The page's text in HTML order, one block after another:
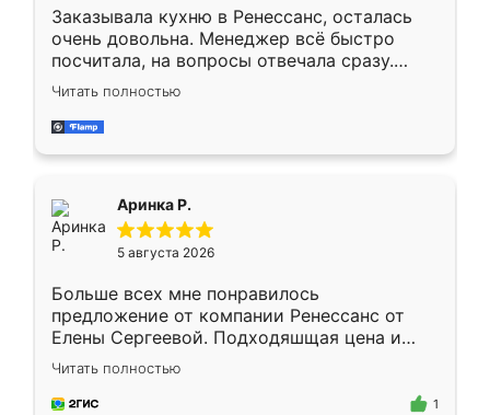
Заказывала кухню в Ренессанс, осталась
очень довольна. Менеджер всё быстро
посчитала, на вопросы отвечала сразу.
Замерщик приехал в субботу, подошёл к
делу со всей ответственностью. Собрали
за день, ребята работали аккуратно, даже
Читать полностью
Аринка Р.
5 августа 2026
Больше всех мне понравилось
предложение от компании Ренессанс от
Елены Сергеевой. Подходяшщая цена и
короткие сроки изготовления. Приехавший
для замера сотрудник Владислав
предложил по моему эскизу самый
Читать полностью
1